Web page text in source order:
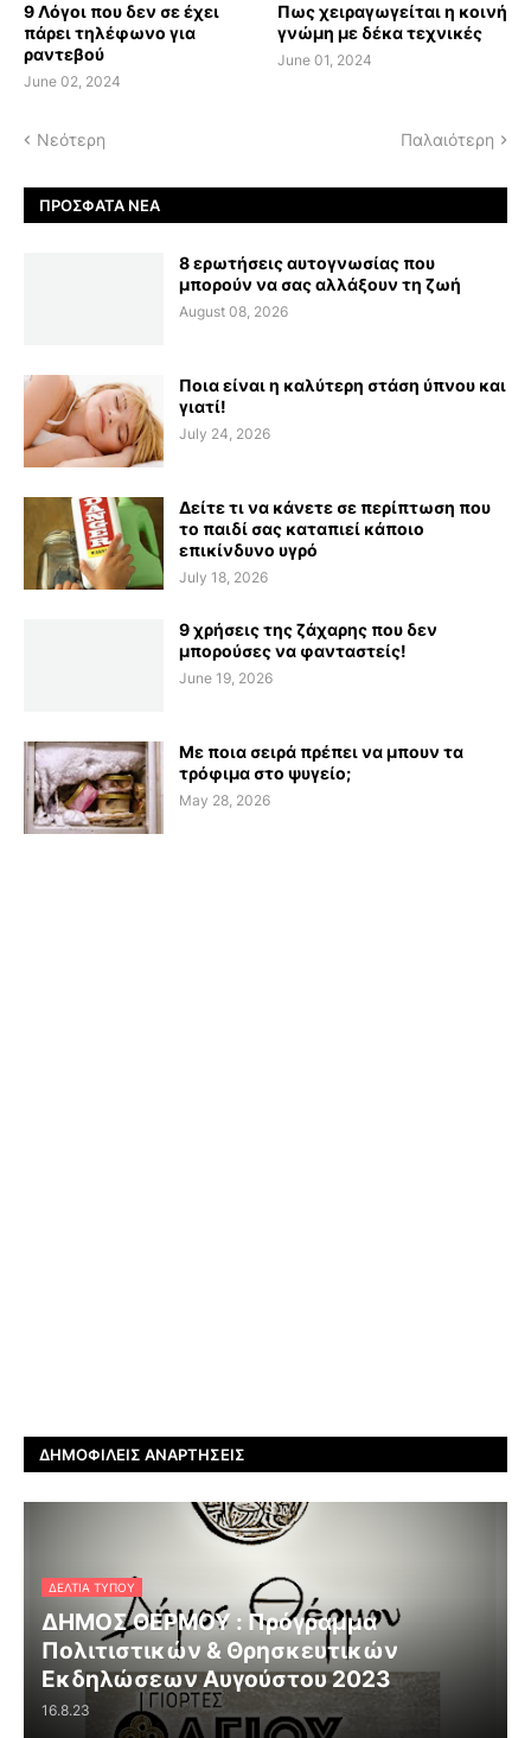
9 Λόγοι που δεν σε έχει
πάρει τηλέφωνο για
ραντεβού
June 02, 2024
Πως χειραγωγείται η κοινή
γνώμη με δέκα τεχνικές
June 01, 2024
Νεότερη Παλαιότερη
ΠΡΌΣΦΑΤΑ ΝΈΑ
8 ερωτήσεις αυτογνωσίας που
μπορούν να σας αλλάξουν τη ζωή
August 08, 2026
Ποια είναι η καλύτερη στάση ύπνου και
γιατί!
July 24, 2026
Δείτε τι να κάνετε σε περίπτωση που
το παιδί σας καταπιεί κάποιο
επικίνδυνο υγρό
July 18, 2026
9 χρήσεις της ζάχαρης που δεν
μπορούσες να φανταστείς!
June 19, 2026
Με ποια σειρά πρέπει να μπουν τα
τρόφιμα στο ψυγείο;
May 28, 2026
ΔΗΜΟΦΙΛΕΊΣ ΑΝΑΡΤΉΣΕΙΣ
ΔΕΛΤΊΑ ΤΎΠΟΥ
ΔΗΜΟΣ ΘΕΡΜΟΥ : Πρόγραμμα
Πολιτιστικών & Θρησκευτικών
Εκδηλώσεων Αυγούστου 2023
16.8.23